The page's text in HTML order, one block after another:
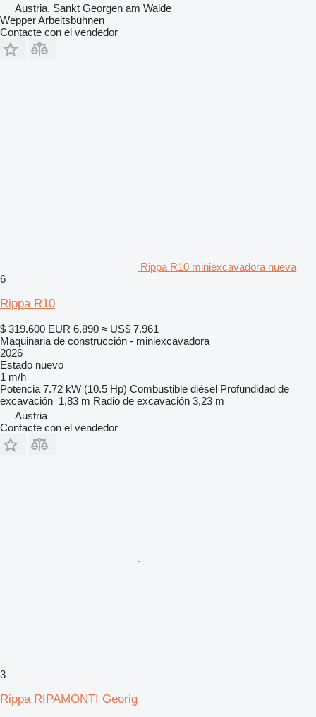
Austria, Sankt Georgen am Walde
Wepper Arbeitsbühnen
Contacte con el vendedor
Rippa R10 miniexcavadora nueva
6
Rippa R10
$ 319.600 EUR 6.890 ≈ US$ 7.961
Maquinaria de construcción - miniexcavadora
2026
Estado nuevo
1 m/h
Potencia 7.72 kW (10.5 Hp) Combustible diésel Profundidad de
excavación 1,83 m Radio de excavación 3,23 m
Austria
Contacte con el vendedor
3
Rippa RIPAMONTI Georig